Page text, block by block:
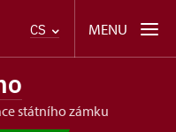
CS MENU
státního zámku